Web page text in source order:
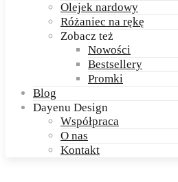
Olejek nardowy
Różaniec na rękę
Zobacz też
Nowości
Bestsellery
Promki
Blog
Dayenu Design
Współpraca
O nas
Kontakt